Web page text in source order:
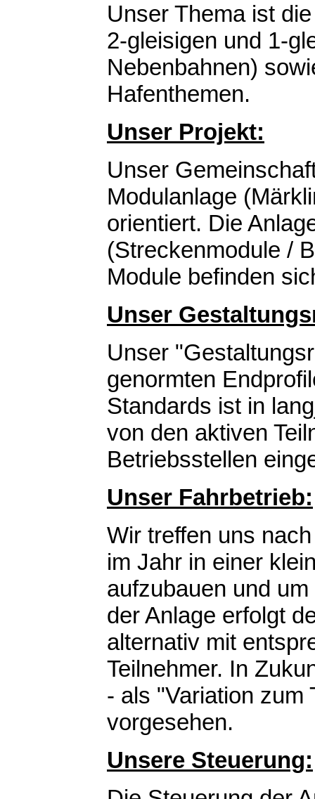
Unser Thema ist
2-gleisigen und 1-
Nebenbahnen)
Hafenthemen.
Unser Projekt:
Unser
Modulanlage
orientiert. Die
(Streckenmodule /
Module befinden
Unser
Unser
genormten
Standards ist in
von den aktiven
Betriebsstellen
Unser Fahrbetrieb:
Wir treffen uns
im Jahr in einer
aufzubauen und
der Anlage erfolgt
alternativ mit
Teilnehmer. In
- als "Variation zum
vorgesehen.
Unsere Steuerung: